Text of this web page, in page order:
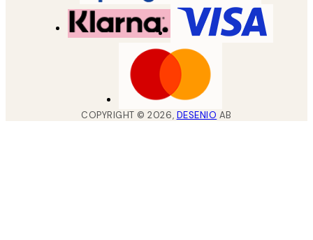
COPYRIGHT ©2026, DESENIO AB